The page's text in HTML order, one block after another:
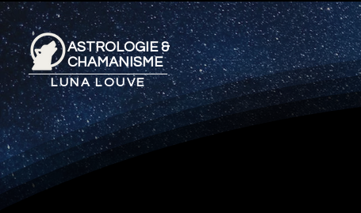
ASTROLOGIE &
CHAMANISME
LUNA LOUVE